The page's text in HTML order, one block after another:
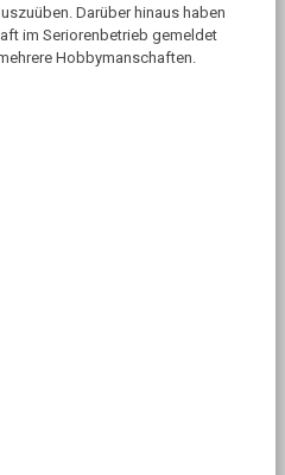
Darüber hinaus haben
im Seriorenbetrieb gemeldet
Hobbymanschaften.